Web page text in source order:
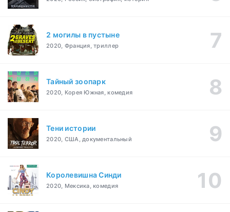
2 могилы в пустыне
2020, Франция, триллер
Тайный зоопарк
2020, Корея Южная, комедия
Тени истории
2020, США, документальный
Королевишна Синди
2020, Мексика, комедия